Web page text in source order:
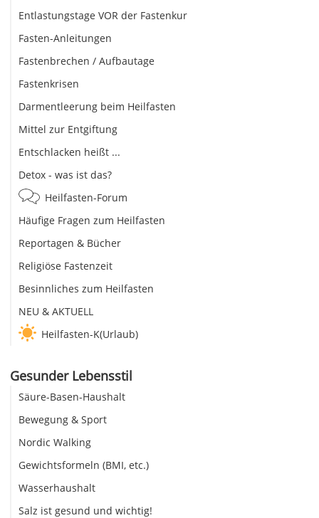
Entlastungstage VOR der Fastenkur
Fasten-Anleitungen
Fastenbrechen / Aufbautage
Fastenkrisen
Darmentleerung beim Heilfasten
Mittel zur Entgiftung
Entschlacken heißt ...
Detox - was ist das?
Heilfasten-Forum
Häufige Fragen zum Heilfasten
Reportagen & Bücher
Religiöse Fastenzeit
Besinnliches zum Heilfasten
NEU & AKTUELL
Heilfasten-K(Urlaub)
Gesunder Lebensstil
Säure-Basen-Haushalt
Bewegung & Sport
Nordic Walking
Gewichtsformeln (BMI, etc.)
Wasserhaushalt
Salz ist gesund und wichtig!